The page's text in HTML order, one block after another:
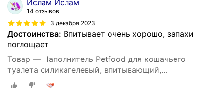
Ислам Ислам
14 отзывов
3 декабря 2023
Достоинства: Впитывает очень хорошо, запахи
поглощает
Товар — Наполнитель Petfood для кошачьего
туалета силикагелевый, впитывающий,
кристаллический, зеленые гранулы, 20 кг, 50 л.